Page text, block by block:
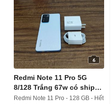
6
Redmi Note 11 Pro 5G
8/128 Trắng 67w có ship
COD
Redmi Note 11 Pro - 128 GB - Hết